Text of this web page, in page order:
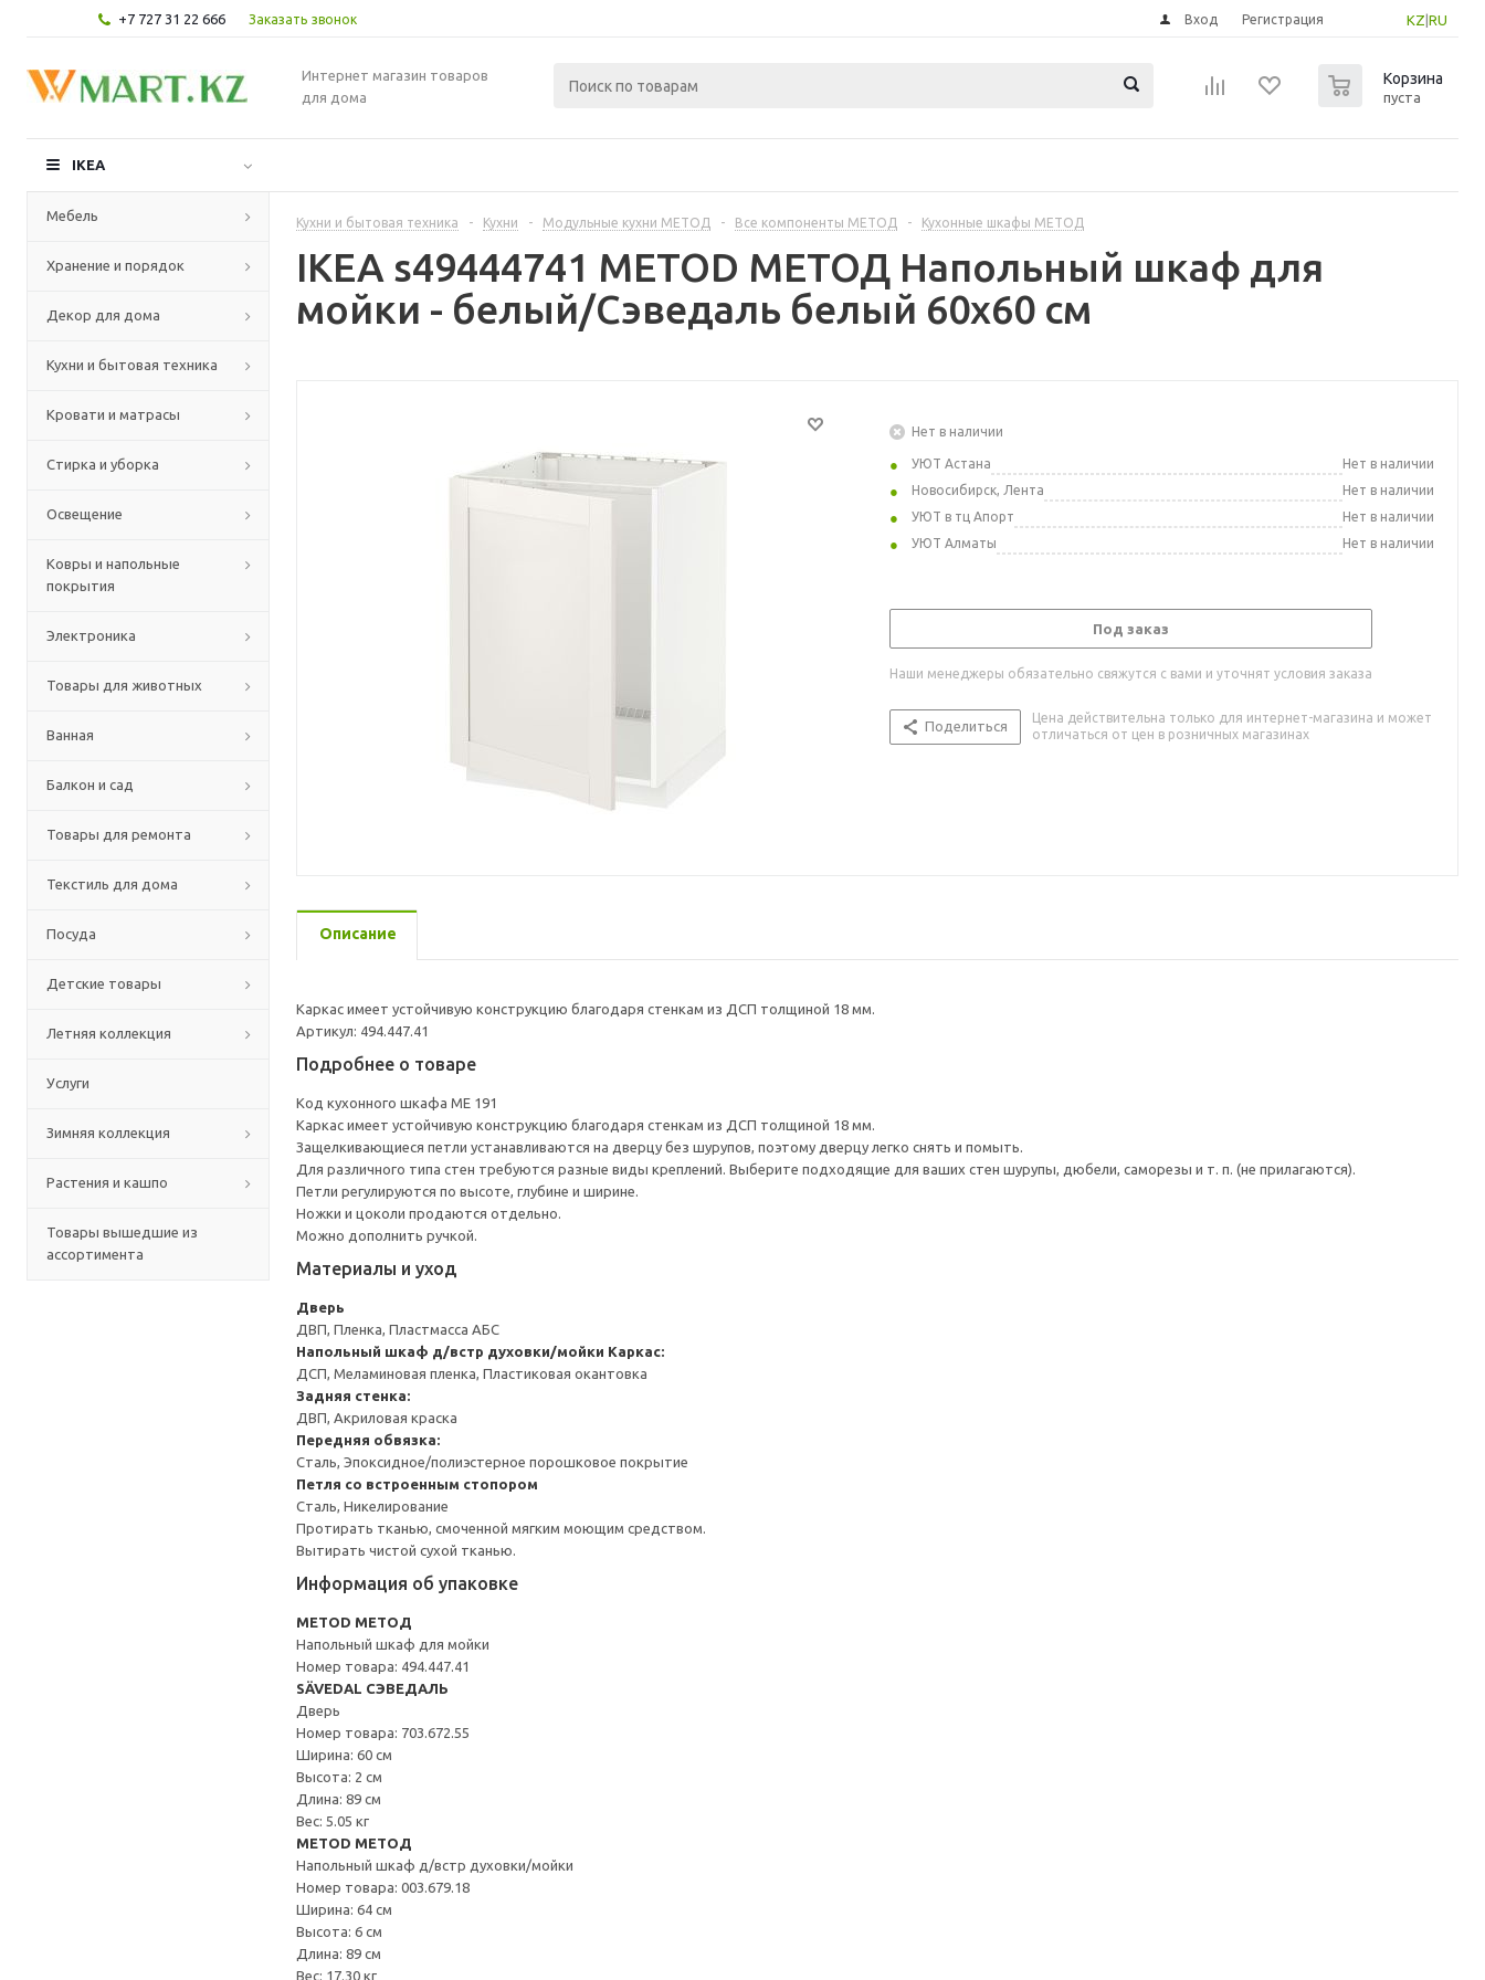
+7 727 31 22 666 Заказать звонок KZ RU
Вход Регистрация
Интернет магазин товаров
для дома
Корзина
пуста
IKEA
Мебель
Хранение и порядок
Декор для дома
Кухни и бытовая техника
Кровати и матрасы
Стирка и уборка
Освещение
Ковры и напольные
покрытия
Электроника
Товары для животных
Ванная
Балкон и сад
Товары для ремонта
Текстиль для дома
Посуда
Детские товары
Летняя коллекция
Услуги
Зимняя коллекция
Растения и кашпо
Товары вышедшие из
ассортимента
Кухни и бытовая техника - Кухни - Модульные кухни МЕТОД - Все компоненты МЕТОД - Кухонные шкафы МЕТОД
IKEA s49444741 METOD МЕТОД Напольный шкаф для
мойки - белый/Сэведаль белый 60x60 см
Нет в наличии
УЮТ Астана
Нет в наличии
Новосибирск, Лента
Нет в наличии
УЮТ в тц Апорт
Нет в наличии
УЮТ Алматы
Нет в наличии
Под заказ
Наши менеджеры обязательно свяжутся с вами и уточнят условия заказа
Поделиться
Цена действительна только для интернет-магазина и может
отличаться от цен в розничных магазинах
Описание
Каркас имеет устойчивую конструкцию благодаря стенкам из ДСП толщиной 18 мм.
Артикул: 494.447.41
Подробнее о товаре
Код кухонного шкафа ME 191
Каркас имеет устойчивую конструкцию благодаря стенкам из ДСП толщиной 18 мм.
Защелкивающиеся петли устанавливаются на дверцу без шурупов, поэтому дверцу легко снять и помыть.
Для различного типа стен требуются разные виды креплений. Выберите подходящие для ваших стен шурупы, дюбели, саморезы и т. п. (не прилагаются).
Петли регулируются по высоте, глубине и ширине.
Ножки и цоколи продаются отдельно.
Можно дополнить ручкой.
Материалы и уход
Дверь
ДВП, Пленка, Пластмасса АБС
Напольный шкаф д/встр духовки/мойки Каркас:
ДСП, Меламиновая пленка, Пластиковая окантовка
Задняя стенка:
ДВП, Акриловая краска
Передняя обвязка:
Сталь, Эпоксидное/полиэстерное порошковое покрытие
Петля со встроенным стопором
Сталь, Никелирование
Протирать тканью, смоченной мягким моющим средством.
Вытирать чистой сухой тканью.
Информация об упаковке
METOD МЕТОД
Напольный шкаф для мойки
Номер товара: 494.447.41
SÄVEDAL СЭВЕДАЛЬ
Дверь
Номер товара: 703.672.55
Ширина: 60 см
Высота: 2 см
Длина: 89 см
Вес: 5.05 кг
METOD МЕТОД
Напольный шкаф д/встр духовки/мойки
Номер товара: 003.679.18
Ширина: 64 см
Высота: 6 см
Длина: 89 см
Вес: 17.30 кг